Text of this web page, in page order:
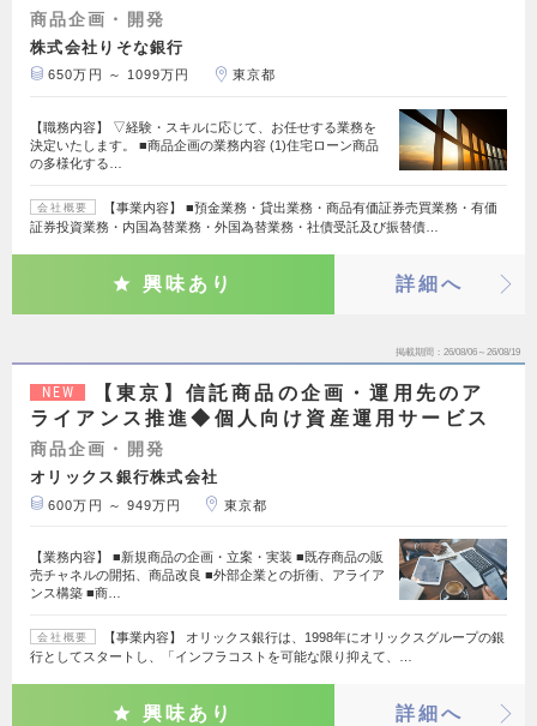
商品企画・開発
株式会社りそな銀行
650万円 ～ 1099万円 東京都
【職務内容】 ▽経験・スキルに応じて、お任せする業務を
決定いたします。 ■商品企画の業務内容 (1)住宅ローン商品
の多様化する…
会社概要
【事業内容】 ■預金業務・貸出業務・商品有価証券売買業務・有価
証券投資業務・内国為替業務・外国為替業務・社債受託及び振替債…
興味あり 詳細へ
掲載期間 26/08/06～26/08/19
NEW
【東京】信託商品の企画・運用先のア
ライアンス推進◆個人向け資産運用サービス
商品企画・開発
オリックス銀行株式会社
600万円 ～ 949万円 東京都
【業務内容】 ■新規商品の企画・立案・実装 ■既存商品の販
売チャネルの開拓、商品改良 ■外部企業との折衝、アライア
ンス構築 ■商…
会社概要
【事業内容】 オリックス銀行は、1998年にオリックスグループの銀
行としてスタートし、「インフラコストを可能な限り抑えて、…
興味あり 詳細へ